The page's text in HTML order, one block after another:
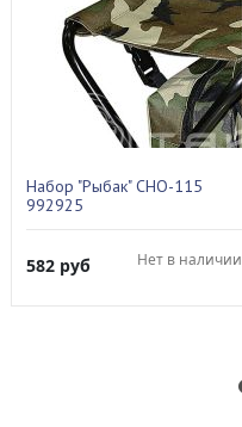
Набор "Рыбак" CHO-115
992925
582 руб Нет в наличии